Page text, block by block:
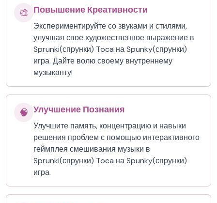
🎨 Повышение Креативности
Экспериментируйте со звуками и стилями,
улучшая свое художественное выражение в
Sprunki(спрунки) Toca на Spunky(спрунки)
игра. Дайте волю своему внутреннему
музыканту!
🧠 Улучшение Познания
Улучшите память, концентрацию и навыки
решения проблем с помощью интерактивного
геймплея смешивания музыки в
Sprunki(спрунки) Toca на Spunky(спрунки)
игра.